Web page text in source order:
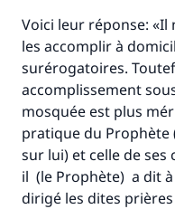
Voici leur réponse: «Il
les accomplir à
surérogatoires.
accomplissement
mosquée est plus
pratique du Prophète
sur lui) et celle de ses
il (le Prophète) a dit
dirigé les dites